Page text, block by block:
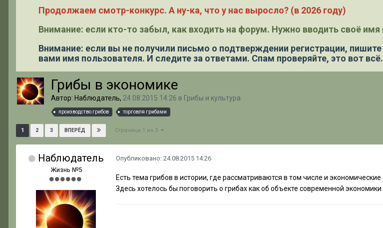
Продолжаем смотр-конкурс. А ну-ка, что у нас выросло? (в 2026 году)
Внимание: если кто-то забыл, как входить на форум. Нужно вводить своё
Внимание: если вы не получили письмо о подтверждении регистрации, пишите
вами имя пользователя. И следите за ответами. Спам проверяйте, это вот всё.
Грибы в экономике
Автор: Наблюдатель, 24.08.2015 14:26 в Грибы и культура
производство грибов торговля грибами
1 2 3 ВПЕРЁД Страница 1 из 3
Наблюдатель
Жизнь №5
Опубликовано: 24.08.2015 14:26
Есть тема грибов в истории, где рассматриваются в том числе и экономические
Здесь хотелось бы поговорить о грибах как об объекте современной